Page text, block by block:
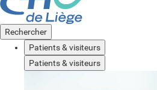
Rechercher
Patients & visiteurs
Patients & visiteurs